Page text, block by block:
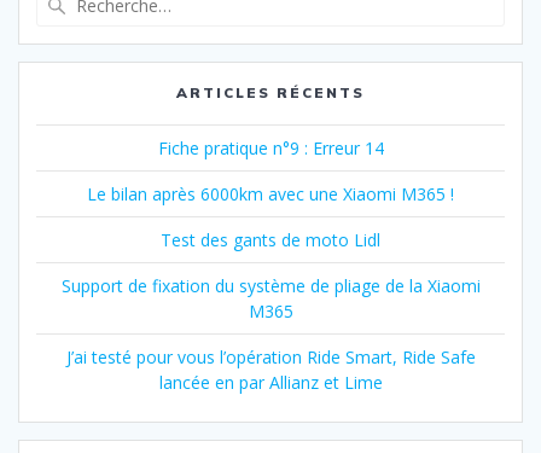
:
ARTICLES RÉCENTS
Fiche pratique n°9 : Erreur 14
Le bilan après 6000km avec une Xiaomi M365 !
Test des gants de moto Lidl
Support de fixation du système de pliage de la Xiaomi
M365
J’ai testé pour vous l’opération Ride Smart, Ride Safe
lancée en par Allianz et Lime